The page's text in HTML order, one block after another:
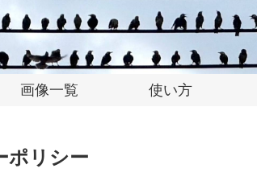
画像一覧 使い方
ポリシー